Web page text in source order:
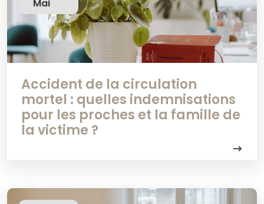
Accident de la circulation
mortel : quelles indemnisations
pour les proches et la famille de
la victime ?
Mai